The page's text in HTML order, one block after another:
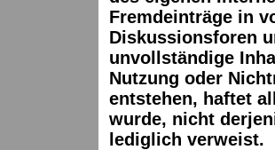
Fremdeinträge in
Diskussionsforen
unvollständige
Nutzung oder
entstehen, haftet
wurde, nicht
lediglich verweist.